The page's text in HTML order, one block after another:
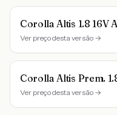
Corolla Altis 1.8 16V
Ver preço desta versão →
Corolla Altis Prem.
Ver preço desta versão →